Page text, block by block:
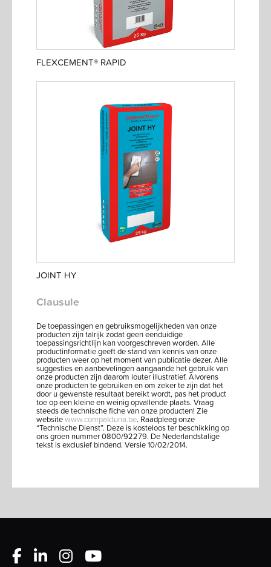
FLEXCEMENT® RAPID
JOINT HY
Clausule
De toepassingen en gebruiksmogelijkheden van onze
producten zijn talrijk zodat geen eenduidige
toepassingsrichtlijn kan voorgeschreven worden. Alle
productinformatie geeft de stand van kennis van onze
producten weer op het moment van publicatie dezer. Alle
suggesties en aanbevelingen aangaande het gebruik van
onze producten zijn daarom louter illustratief. Alvorens
onze producten te gebruiken en om zeker te zijn dat het
door u gewenste resultaat bereikt wordt, pas het product
toe op een kleine en weinig opvallende plaats. Vraag
steeds de technische fiche van onze producten! Zie
websitewww.compaktuna.be. Raadpleeg onze
“Technische Dienst”. Deze is kosteloos ter beschikking op
ons groen nummer 0800/92279. De Nederlandstalige
tekst is exclusief bindend. Versie 10/02/2014.